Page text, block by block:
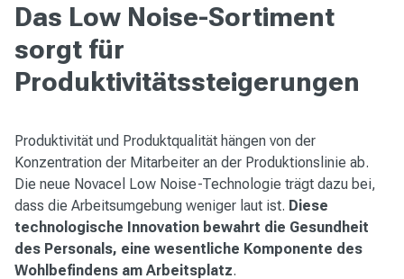
Das Low Noise-Sortiment
sorgt für
Produktivitätssteigerungen
Produktivität und Produktqualität hängen von der
Konzentration der Mitarbeiter an der Produktionslinie ab.
Die neue Novacel Low Noise-Technologie trägt dazu bei,
dass die Arbeitsumgebung weniger laut ist. Diese
technologische Innovation bewahrt die Gesundheit
des Personals, eine wesentliche Komponente des
Wohlbefindens am Arbeitsplatz.